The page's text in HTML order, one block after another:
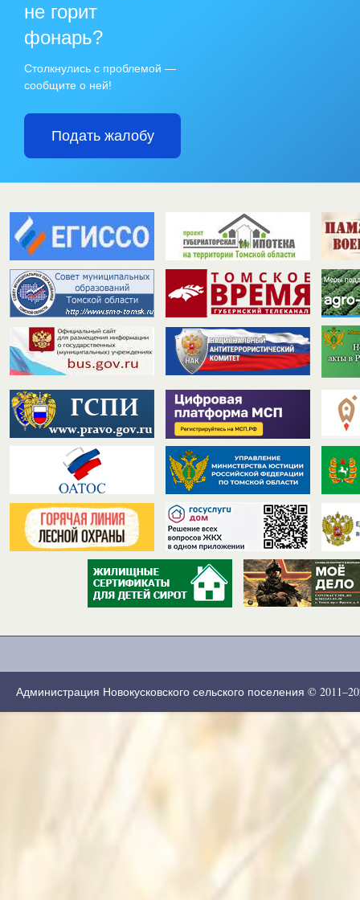
не горит
фонарь?
Столкнулись с проблемой —
сообщите о ней!
Подать жалобу
Администрация Новокусковского сельского поселения ©